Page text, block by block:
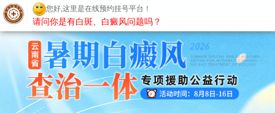
昆明白癜风医院
您好,这里是在线预约挂号平台！
请问你是有白斑、白癜风问题吗？